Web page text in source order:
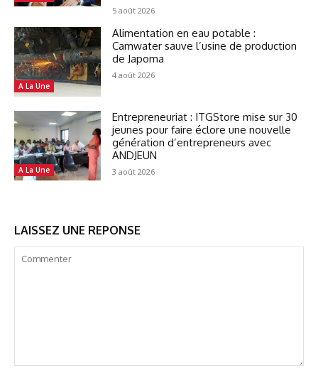
5 août 2026
A La Une
Alimentation en eau potable :
Camwater sauve l’usine de production
de Japoma
4 août 2026
A La Une
Entrepreneuriat : ITGStore mise sur 30
jeunes pour faire éclore une nouvelle
génération d’entrepreneurs avec
ANDJEUN
3 août 2026
LAISSEZ UNE REPONSE